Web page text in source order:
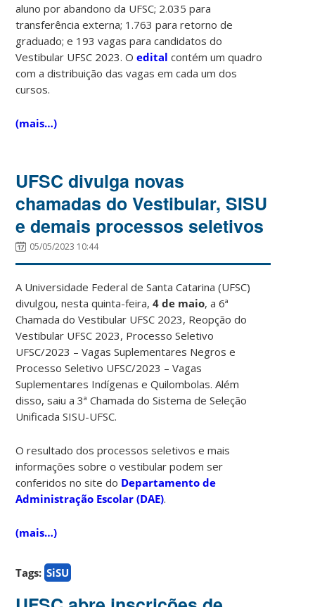
aluno por abandono da UFSC; 2.035 para
transferência externa; 1.763 para retorno de
graduado; e 193 vagas para candidatos do
Vestibular UFSC 2023. Oedital contém um quadro
com a distribuição das vagas em cada um dos
cursos.
(mais…)
UFSC divulga novas
chamadas do Vestibular, SISU
e demais processos seletivos
05/05/2023 10:44
A Universidade Federal de Santa Catarina (UFSC)
divulgou, nesta quinta-feira,4 de maio, a 6ª
Chamada do Vestibular UFSC 2023, Reopção do
Vestibular UFSC 2023, Processo Seletivo
UFSC/2023 – Vagas Suplementares Negros e
Processo Seletivo UFSC/2023 – Vagas
Suplementares Indígenas e Quilombolas. Além
disso, saiu a 3ª Chamada do Sistema de Seleção
Unificada SISU-UFSC.
O resultado dos processos seletivos e mais
informações sobre o vestibular podem ser
conferidos no site do Departamento de
Administração Escolar (DAE).
(mais…)
Tags: SiSU